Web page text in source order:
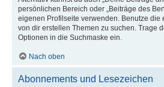
persönlichen Bereich oder „Beiträge des
eigenen Profilseite verwenden. Benutze die
von dir erstellen Themen zu suchen. Trage
Optionen in die Suchmaske ein.
Nach oben
Abonnements und Lesezeichen